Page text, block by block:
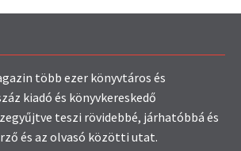
több ezer könyvtáros és
kiadó és könyvkereskedő
teszi rövidebbé, járhatóbbá és
és az olvasó közötti utat.